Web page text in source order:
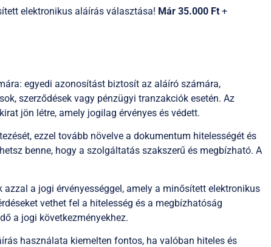
elektronikus aláírás választása! Már 35.000 Ft +
egyedi azonosítást biztosít az aláíró számára,
szerződések vagy pénzügyi tranzakciók esetén. Az
jön létre, amely jogilag érvényes és védett.
ezzel tovább növelve a dokumentum hitelességét és
benne, hogy a szolgáltatás szakszerű és megbízható. A
a jogi érvényességgel, amely a minősített elektronikus
vethet fel a hitelesség és a megbízhatóság
a jogi következményekhez.
használata kiemelten fontos, ha valóban hiteles és